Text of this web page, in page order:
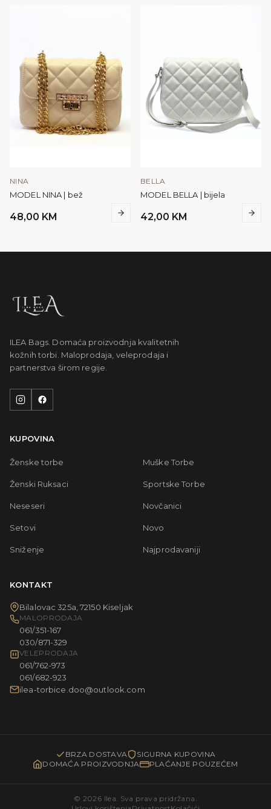
NINA
MODEL NINA | bež
48,00 KM
BELLA
MODEL BELLA | bijela
42,00 KM
ILEA Bags. Domaća proizvodnja kvalitetnih
kožnih torbi. Maloprodaja, veleprodaja i
partnerstva širom regije.
KUPOVINA
Ženske torbe Muške Torbe
Ženski Ruksaci Sportske Torbe
Neseseri Novčanici
Setovi Novo
Sniženje Najprodavaniji
KONTAKT
Bilalovac 325a, 72150 Kiseljak
MALOPRODAJA
061/351-167
030/871-329
VELEPRODAJA
061/762-973
061/682-923
ilea-torbice.doo@outlook.com
BRZA DOSTAVA
SIGURNA KUPOVINA
DOMAĆA PROIZVODNJA
PLAĆANJE POUZEĆEM
© 2026 Ilea. Sva prava pridržana.